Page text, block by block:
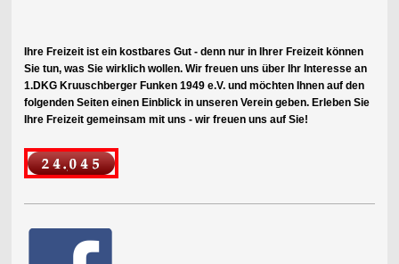
Ihre Freizeit ist ein kostbares Gut - denn nur in Ihrer Freizeit können
Sie tun, was Sie wirklich wollen. Wir freuen uns über Ihr Interesse an
1.DKG Kruuschberger Funken 1949 e.V. und möchten Ihnen auf den
folgenden Seiten einen Einblick in unseren Verein geben. Erleben Sie
Ihre Freizeit gemeinsam mit uns - wir freuen uns auf Sie!